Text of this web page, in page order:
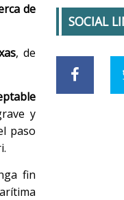
de
, de
y
paso
fin
SOCIAL